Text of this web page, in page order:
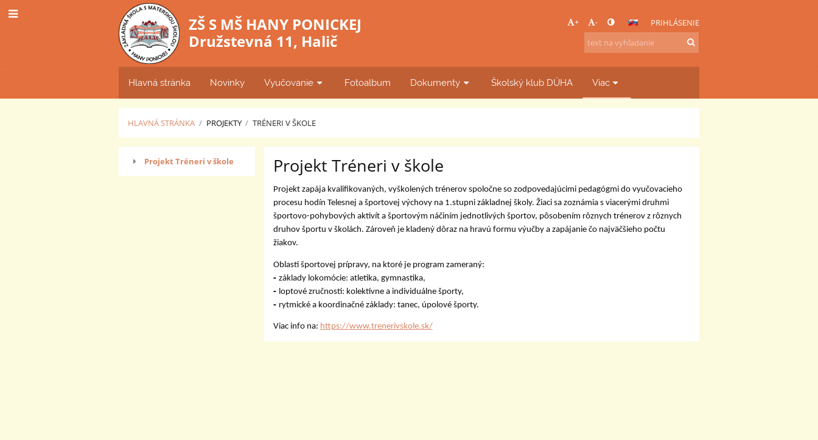
ZŠ S MŠ HANY PONICKEJ
Družstevná 11, Halič
+ - PRIHLÁSENIE
Hlavná stránka Novinky Vyučovanie Fotoalbum Dokumenty Školský klub DÚHA Viac
HLAVNÁ STRÁNKA / PROJEKTY / TRÉNERI V ŠKOLE
Tréneri
v
Projekt Tréneri v škole Projekt Tréneri v škole
Projekt zapája kvalifikovaných, vyškolených trénerov spoločne so zodpovedajúcimi pedagógmi do vyučovacieho
procesu hodín Telesnej a športovej výchovy na 1.stupnizákladnej školy. Žiaci sa zoznámia s viacerými druhmi
športovo-pohybových aktivít a športovým náčiním jednotlivých športov, pôsobením rôznych trénerov z rôznych
druhov športu v školách. Zároveň je kladený dôraz na hravú formu výučby a zapájanie čo najväčšieho počtu
žiakov.
Oblasti športovej prípravy, na ktoré je program zameraný:
- základy lokomócie: atletika, gymnastika,
- loptové zručnosti: kolektívne a individuálne športy,
- rytmické a koordinačné základy: tanec, úpolové športy.
Viac info na: https://www.trenerivskole.sk/